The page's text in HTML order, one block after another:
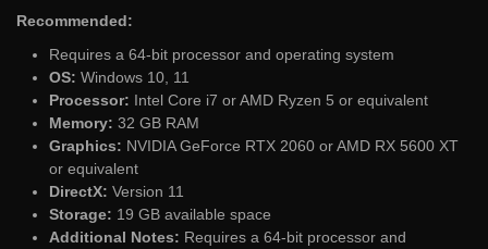
Recommended:
Requires a 64-bit processor and operating system
OS: Windows 10, 11
Processor: Intel Core i7 or AMD Ryzen 5 or equivalent
Memory: 32 GB RAM
Graphics: NVIDIA GeForce RTX 2060 or AMD RX 5600 XT
or equivalent
DirectX: Version 11
Storage: 19 GB available space
Additional Notes: Requires a 64-bit processor and